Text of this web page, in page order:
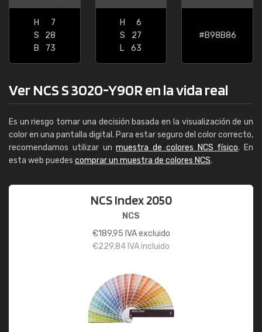
H
7
S
28
B
73
H
6
S
27
L
63
#B98B86
Ver NCS S 3020-Y90R en la vida real
Es un riesgo tomar una decisión basada en la visualización de un
color en una pantalla digital. Para estar seguro del color correcto,
recomendamos utilizar unmuestra de colores NCS físico. En
esta web puedes comprar un muestra de colores NCS.
NCS Index 2050
NCS
€189,95 IVA excluido
€229,84 IVA incluido